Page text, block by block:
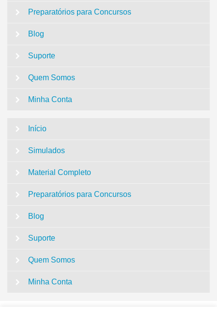
Preparatórios para Concursos
Blog
Suporte
Quem Somos
Minha Conta
Início
Simulados
Material Completo
Preparatórios para Concursos
Blog
Suporte
Quem Somos
Minha Conta